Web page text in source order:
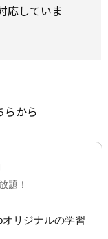
応していま
から